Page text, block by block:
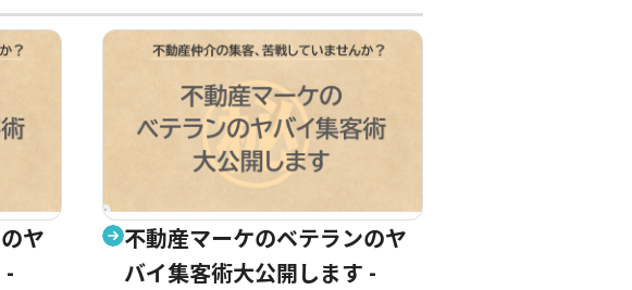
ヤ
-
不動産マーケのベテランのヤ
バイ集客術大公開します -